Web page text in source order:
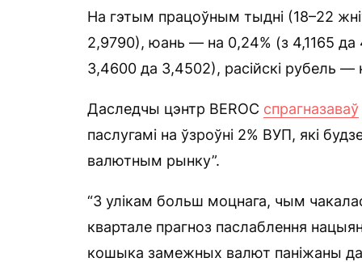
На гэтым працоўным тыдні (18–22
2,9790), юань — на 0,24% (з 4,1165 да
3,4600 да 3,4502), расійскі рубель —
Даследчы цэнтр BEROC спрагназаваў
паслугамі на ўзроўні 2% ВУП, які
валютным рынку”.
“З улікам больш моцнага, чым
квартале прагноз паслаблення
кошыка замежных валют паніжаны